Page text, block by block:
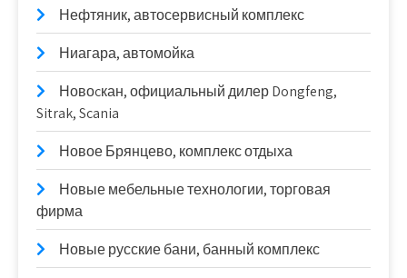
Нефтяник, автосервисный комплекс
Ниагара, автомойка
Новоcкан, официальный дилер Dongfeng,
Sitrak, Scania
Новое Брянцево, комплекс отдыха
Новые мебельные технологии, торговая
фирма
Новые русские бани, банный комплекс